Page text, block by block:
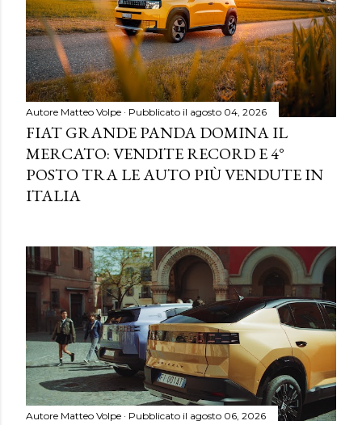
Autore Matteo Volpe Pubblicato il agosto 04, 2026
FIAT GRANDE PANDA DOMINA IL
MERCATO: VENDITE RECORD E 4°
POSTO TRA LE AUTO PIÙ VENDUTE IN
ITALIA
Autore Matteo Volpe Pubblicato il agosto 06, 2026